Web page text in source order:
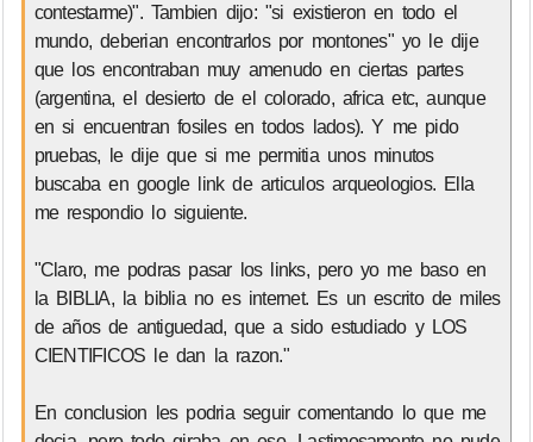
contestarme)". Tambien dijo: "si existieron en todo el
mundo, deberian encontrarlos por montones" yo le dije
que los encontraban muy amenudo en ciertas partes
(argentina, el desierto de el colorado, africa etc, aunque
en si encuentran fosiles en todos lados). Y me pido
pruebas, le dije que si me permitia unos minutos
buscaba en google link de articulos arqueologios. Ella
me respondio lo siguiente.
"Claro, me podras pasar los links, pero yo me baso en
la BIBLIA, la biblia no es internet. Es un escrito de miles
de años de antiguedad, que a sido estudiado y LOS
CIENTIFICOS le dan la razon."
En conclusion les podria seguir comentando lo que me